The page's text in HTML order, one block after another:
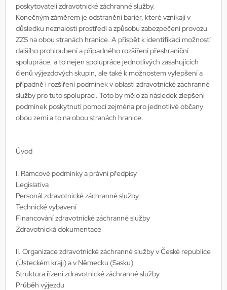
poskytovateli zdravotnické záchranné služby.
Konečným záměrem je odstranění bariér, které vznikají v
důsledku neznalosti prostředí a způsobu zabezpečení provozu
ZZS na obou stranách hranice. A přispět k identifikaci možností
dalšího prohloubení a případného rozšíření přeshraniční
spolupráce, a to nejen spolupráce jednotlivých zasahujících
členů výjezdových skupin, ale také k možnostem vylepšení a
případně i rozšíření podmínek v oblasti zdravotnické záchranné
služby pro tuto spolupráci. Toto by mělo za následek zlepšení
podmínek poskytnutí pomoci zejména pro jednotlivé občany
obou zemí a to na obou stranách hranice.
Úvod
I. Rámcové podmínky a právní předpisy
Legislativa
Personál zdravotnické záchranné služby
Technické vybavení
Financování zdravotnické záchranné služby
Zdravotnická dokumentace
II. Organizace zdravotnické záchranné služby v České republice
(Ústeckém kraji) a v Německu (Sasku)
Struktura řízení zdravotnické záchranné služby
Průběh výjezdu